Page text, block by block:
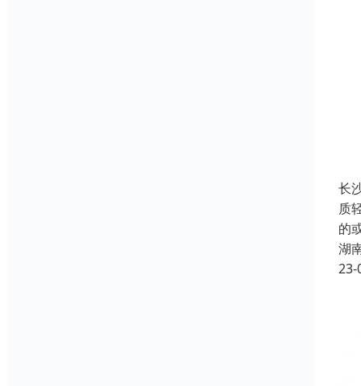
长
质
的
湖
23-